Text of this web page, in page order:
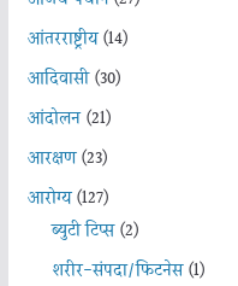
आंतरराष्ट्रीय(14)
आदिवासी(30)
आंदोलन(21)
आरक्षण(23)
आरोग्य(127)
ब्युटी टिप्स(2)
शरीर-संपदा/फिटनेस(1)